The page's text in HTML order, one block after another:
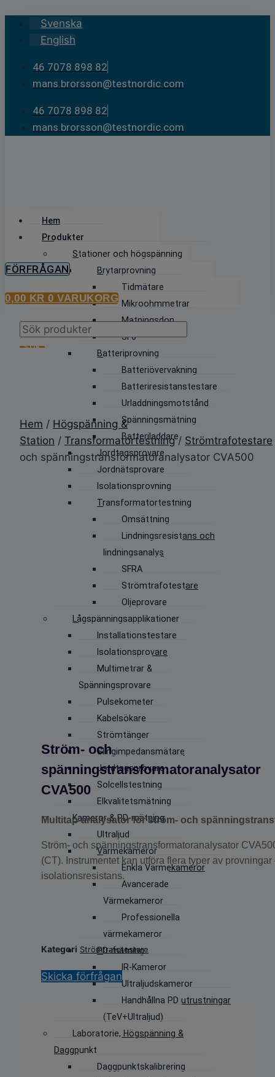
Skip
content
Svenska
English
46 7078 898 82
mans.brorsson@testnordic.com
46 7078 898 82
mans.brorsson@testnordic.com
Hem
Produkter
Stationer och högspänning
Brytarprovning
Tidmätare
Mikroohmmetrar
Matningsdon
SF6
Batteriprovning
Batteriövervakning
Batteriresistanstestare
Urladdningsmotstånd
Spänningsmätning
Batteriladdare
Jordtagsprovare
Jordnätsprovare
Isolationsprovning
Transformatortestning
Omsättning
Lindningsresistans och
lindningsanalys
SFRA
Strömtrafotestare
Oljeprovare
Lågspänningsapplikationer
Installationstestare
Isolationsprovare
Multimetrar &
Spänningsprovare
Pulsekometer
Kabelsökare
Strömtänger
Slingimpedansmätare
Jordtagsprovare
Solcellstestning
Elkvalitetsmätning
Kameror & PD-mätning
Ultraljud
Värmekameror
Enkla Värmekameror
Avancerade
Värmekameror
Professionella
värmekameror
PD-mätning
IR-Kameror
Ultraljudskameror
Handhållna PD utrustningar
(TeV+Ultraljud)
Laboratorie, Högspänning &
Daggpunkt
Daggpunktskalibrering
FÖRFRÅGAN
0,00 KR 0 VARUKORG
Products
search
SÖK
Hem / Högspänning &
Station / Transformatortestning/ Strömtrafotestare
och spänningstransformatoranalysator CVA500
Ström- och
spänningstransformatoranalysator
CVA500
Multitap-analysator för ström- och
Ström- och spänningstransformatoranalysator
(CT). Instrumentet kan utföra flera typer av
isolationsresistans.
Kategori Strömtrafotestare
Skicka förfrågan